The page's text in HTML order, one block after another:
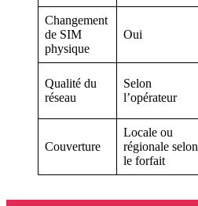
Changement
de SIM
physique
Oui
Qualité du
réseau
Selon
l’opérateur
Couverture
Locale ou
régionale selon
le forfait